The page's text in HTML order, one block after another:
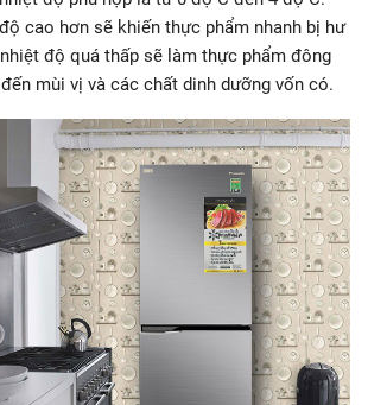
cao hơn sẽ khiến thực phẩm nhanh bị hư
độ quá thấp sẽ làm thực phẩm đông
mùi vị và các chất dinh dưỡng vốn có.